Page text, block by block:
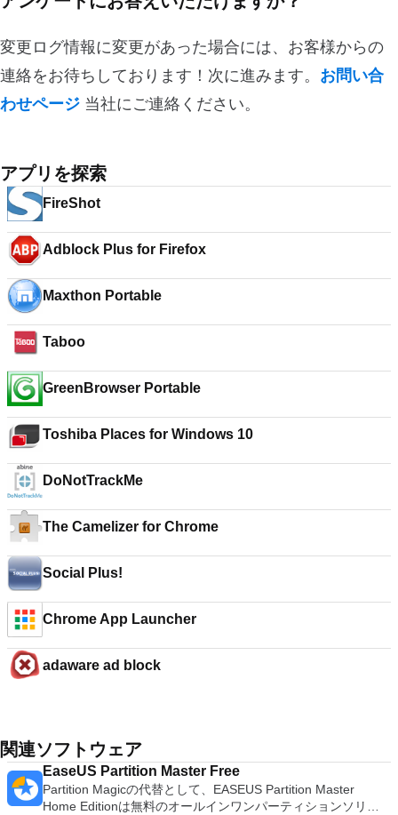
変更ログ情報に変更があった場合には、お客様からの
連絡をお待ちしております！次に進みます。 お問い合
わせページ 当社にご連絡ください。
アプリを探索
FireShot
Adblock Plus for Firefox
Maxthon Portable
Taboo
GreenBrowser Portable
Toshiba Places for Windows 10
DoNotTrackMe
The Camelizer for Chrome
Social Plus!
Chrome App Launcher
adaware ad block
関連ソフトウェア
EaseUS Partition Master Free
Partition Magicの代替として、EASEUS Partition Master
Home Editionは無料のオールインワンパーティションソリュ